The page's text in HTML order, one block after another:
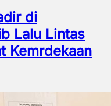
di
Lalu Lintas
Kemrdekaan